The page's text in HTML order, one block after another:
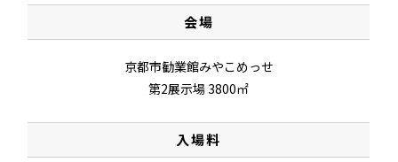
会場
京都市勧業館みやこめっせ
第2展示場 3800㎡
入場料